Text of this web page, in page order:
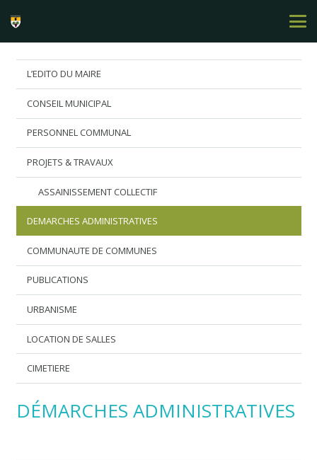
L’EDITO DU MAIRE
CONSEIL MUNICIPAL
PERSONNEL COMMUNAL
PROJETS & TRAVAUX
ASSAINISSEMENT COLLECTIF
DEMARCHES ADMINISTRATIVES
COMMUNAUTE DE COMMUNES
PUBLICATIONS
URBANISME
LOCATION DE SALLES
CIMETIERE
DÉMARCHES ADMINISTRATIVES